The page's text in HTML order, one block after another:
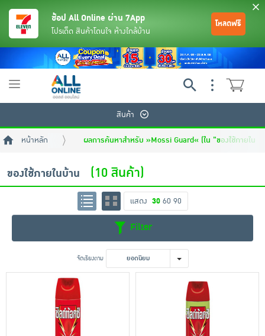
เครื่องปรุงรสและของแห้ง
ขนมขบเคี้ยว และช็อคโกแลต
อาหารสด ผัก ผลไม้และเบเกอรี่
ช้อป All Online ผ่าน 7App
โปรเด็ด สินค้าโดนใจ ห้างใกล้บ้าน
โหลดฟรี
Toggle
สินค้า
หน้าหลัก ผลการค้นหาสำหรับ »Mossi Guard« (ใน "ของใช้ภายในบ้
ของใช้ภายในบ้าน (10 สินค้า)
แสดง 30 60 90
Filter
จัดเรียงตาม ยอดนิยม